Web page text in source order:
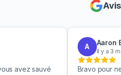
avez sauvé
A Aaron
Il y a 3
Bravo pour